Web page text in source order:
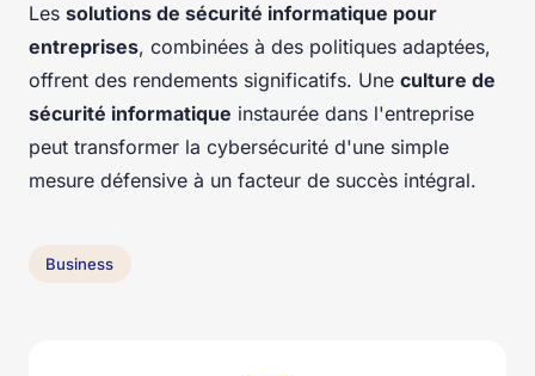
Les solutions de sécurité informatique pour
entreprises, combinées à des politiques adaptées,
offrent des rendements significatifs. Une culture de
sécurité informatique instaurée dans l'entreprise
peut transformer la cybersécurité d'une simple
mesure défensive à un facteur de succès intégral.
Business